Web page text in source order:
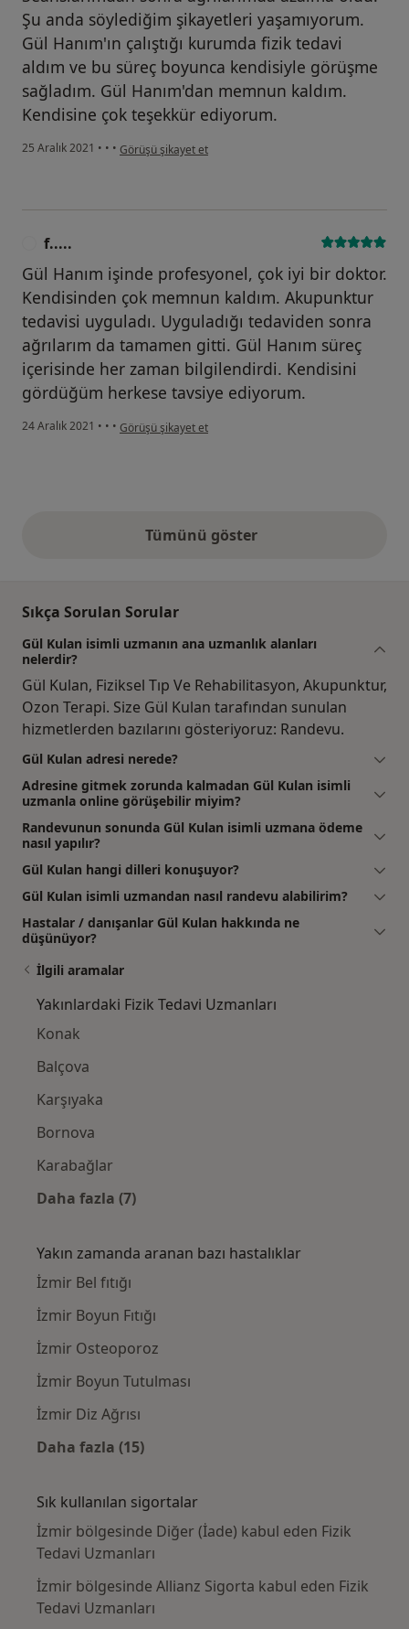
Şu anda söylediğim şikayetleri yaşamıyorum.
Gül Hanım'ın çalıştığı kurumda fizik tedavi
aldım ve bu süreç boyunca kendisiyle görüşme
sağladım. Gül Hanım'dan memnun kaldım.
Kendisine çok teşekkür ediyorum.
25 Aralık 2021 • • • kullanıcının görüşüne göre e.....
Görüşü şikayet et
f.....
Gül Hanım işinde profesyonel, çok iyi bir doktor.
Kendisinden çok memnun kaldım. Akupunktur
tedavisi uyguladı. Uyguladığı tedaviden sonra
ağrılarım da tamamen gitti. Gül Hanım süreç
içerisinde her zaman bilgilendirdi. Kendisini
gördüğüm herkese tavsiye ediyorum.
24 Aralık 2021 • • • kullanıcının görüşüne göre f.....
Görüşü şikayet et
Tümünü gösteryukarıdaki görüşler
Sıkça Sorulan Sorular
Gül Kulan isimli uzmanın ana uzmanlık alanları
nelerdir?
Gül Kulan, Fiziksel Tıp Ve Rehabilitasyon, Akupunktur,
Ozon Terapi. Size Gül Kulan tarafından sunulan
hizmetlerden bazılarını gösteriyoruz: Randevu.
Gül Kulan adresi nerede?
Adresine gitmek zorunda kalmadan Gül Kulan isimli
uzmanla online görüşebilir miyim?
Randevunun sonunda Gül Kulan isimli uzmana ödeme
nasıl yapılır?
Gül Kulan hangi dilleri konuşuyor?
Gül Kulan isimli uzmandan nasıl randevu alabilirim?
Hastalar / danışanlar Gül Kulan hakkında ne
düşünüyor?
İlgili aramalar
Yakınlardaki Fizik Tedavi Uzmanları
Konak
Balçova
Karşıyaka
Bornova
Karabağlar
Daha fazla (7)
Yakın zamanda aranan bazı hastalıklar
İzmir Bel fıtığı
İzmir Boyun Fıtığı
İzmir Osteoporoz
İzmir Boyun Tutulması
İzmir Diz Ağrısı
Daha fazla (15)
Sık kullanılan sigortalar
İzmir bölgesinde Diğer (İade) kabul eden Fizik
Tedavi Uzmanları
İzmir bölgesinde Allianz Sigorta kabul eden Fizik
Tedavi Uzmanları